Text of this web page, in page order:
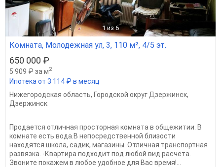
1 из 6
Комната, Молодежная ул, 3, 110 м², 4/5 эт.
650 000 ₽
5 909 ₽ за м2
Ипотека от 3 114 ₽ в месяц
Нижегородская область, Городской округ Дзержинск,
Дзержинск
Продается отличная просторная комната в общежитии. В
комнате есть вода.В непосредственной близости
находятся школа, садик, магазины. Отличная транспортная
развязка. -Квартира подходит под любой вид расчёта.
Звоните покажем в любое удобное для Вас время!...